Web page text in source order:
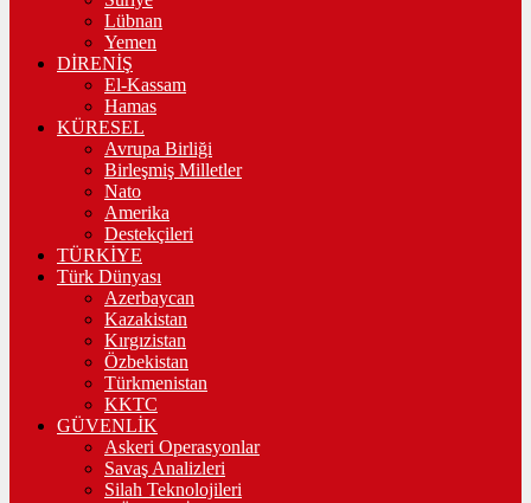
Lübnan
Yemen
DİRENİŞ
El-Kassam
Hamas
KÜRESEL
Avrupa Birliği
Birleşmiş Milletler
Nato
Amerika
Destekçileri
TÜRKİYE
Türk Dünyası
Azerbaycan
Kazakistan
Kırgızistan
Özbekistan
Türkmenistan
KKTC
GÜVENLİK
Askeri Operasyonlar
Savaş Analizleri
Silah Teknolojileri